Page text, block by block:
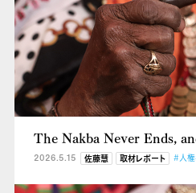
The Nakba Never Ends,
2026.5.15 佐藤慧 取材レポート #人権